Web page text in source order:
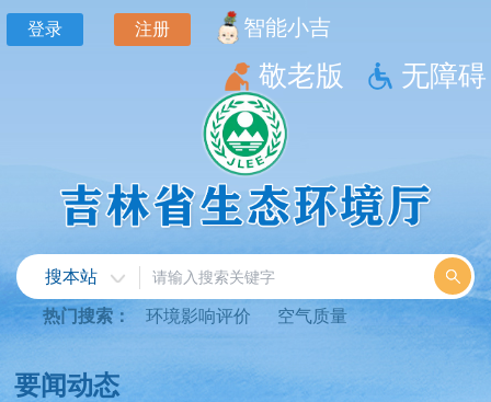
登录 注册 智能小吉
敬老版 无障碍
搜本站
热门搜索： 环境影响评价 空气质量
要闻动态